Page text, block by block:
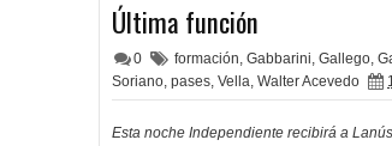
Última función
0 formación, Gabbarini, Gallego,
Soriano, pases, Vella, Walter Acevedo
Esta noche Independiente recibirá a